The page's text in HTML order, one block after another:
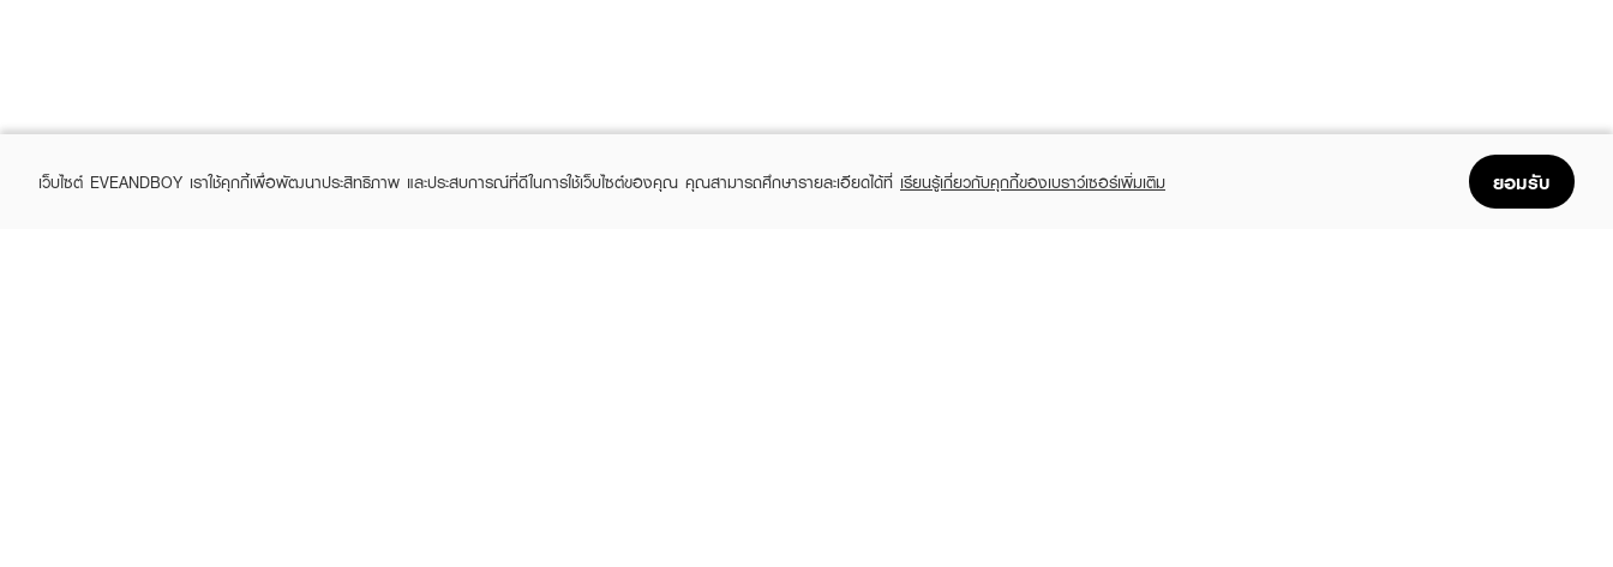
เว็บไซต์ EVEANDBOY เราใช้คุกกี้เพื่อพัฒนาประสิทธิภาพ และประสบการณ์ที่ดีในการใช้เว็บไซต์ของคุณ คุณสามารถศึกษารายละเอียดได้ที่ เรียนรู้เกี่ยวกับคุกกี้ของเบราว์เซอร์เพิ่มเติม ยอมรับ